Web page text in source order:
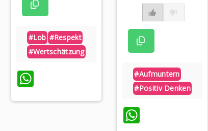
#lob #respekt
#wertschätzung
#aufmuntern
#positiv Denken
WhatsApp